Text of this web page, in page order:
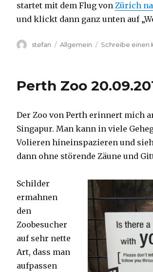
startet mit dem Flug vonZürich
und klickt dann ganz unten auf
Autor
stefan Kategorien
Allgemein Schreibe einen
Perth Zoo
Der Zoo von Perth erinnert mich
Singapur. Man kann in viele
Volieren hineinspazieren und
dann ohne störende Zäune und
Schilder
ermahnen
den
Zoobesucher
auf sehr nette
Art, dass man
aufpassen